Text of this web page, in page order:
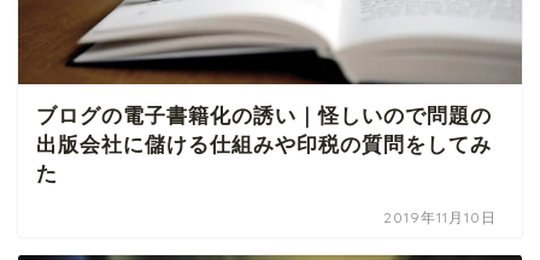
ブログの電子書籍化の誘い｜怪しいので問題の
出版会社に儲ける仕組みや印税の質問をしてみ
た
2019年11月10日